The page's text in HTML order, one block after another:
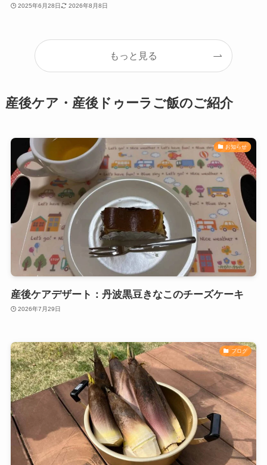
2025年6月28日 2026年8月8日
もっと見る
産後ケア・産後ドゥーラご飯のご紹介
お知らせ
産後ケアデザート：丹波黒豆きなこのチーズケーキ
2026年7月29日
ブログ